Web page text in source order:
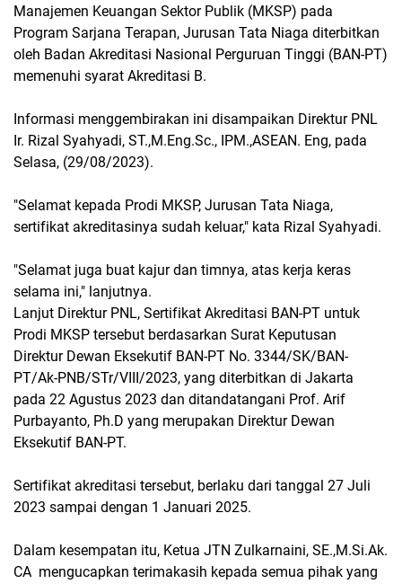
Manajemen Keuangan Sektor Publik (MKSP) pada
Program Sarjana Terapan, Jurusan Tata Niaga diterbitkan
oleh Badan Akreditasi Nasional Perguruan Tinggi (BAN-PT)
memenuhi syarat Akreditasi B.
Informasi menggembirakan ini disampaikan Direktur PNL
Ir. Rizal Syahyadi, ST.,M.Eng.Sc., IPM.,ASEAN. Eng, pada
Selasa, (29/08/2023).
"Selamat kepada Prodi MKSP, Jurusan Tata Niaga,
sertifikat akreditasinya sudah keluar," kata Rizal Syahyadi.
"Selamat juga buat kajur dan timnya, atas kerja keras
selama ini," lanjutnya.
Lanjut Direktur PNL, Sertifikat Akreditasi BAN-PT untuk
Prodi MKSP tersebut berdasarkan Surat Keputusan
Direktur Dewan Eksekutif BAN-PT No. 3344/SK/BAN-
PT/Ak-PNB/STr/VIII/2023, yang diterbitkan di Jakarta
pada 22 Agustus 2023 dan ditandatangani Prof. Arif
Purbayanto, Ph.D yang merupakan Direktur Dewan
Eksekutif BAN-PT.
Sertifikat akreditasi tersebut, berlaku dari tanggal 27 Juli
2023 sampai dengan 1 Januari 2025.
Dalam kesempatan itu, Ketua JTN Zulkarnaini, SE.,M.Si.Ak.
CA mengucapkan terimakasih kepada semua pihak yang